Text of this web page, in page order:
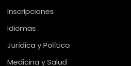
Inscripciones
Idiomas
Jurídica y Política
Medicina y Salud